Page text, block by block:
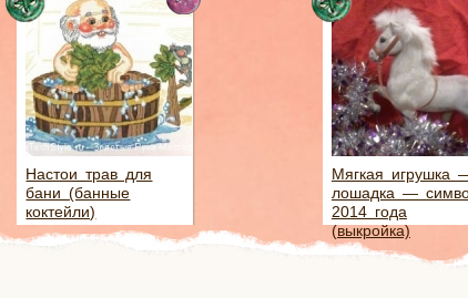
Настои трав для
бани (банные
коктейли)
Мягкая игрушка
лошадка —
2014 года
(выкройка)